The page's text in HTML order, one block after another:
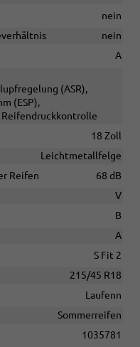
nein
nein
A
(ASR),
(ESP),
Reifendruckkontrolle
18 Zoll
Leichtmetallfelge
Reifen
68 dB
V
B
A
S Fit 2
215/45 R18
Laufenn
Sommerreifen
1035781